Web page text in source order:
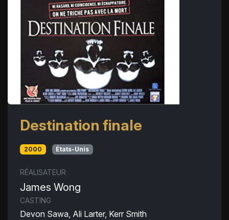
Destination finale
2000 États-Unis
RÉALISATEUR
James Wong
CASTING
Devon Sawa, Ali Larter, Kerr Smith